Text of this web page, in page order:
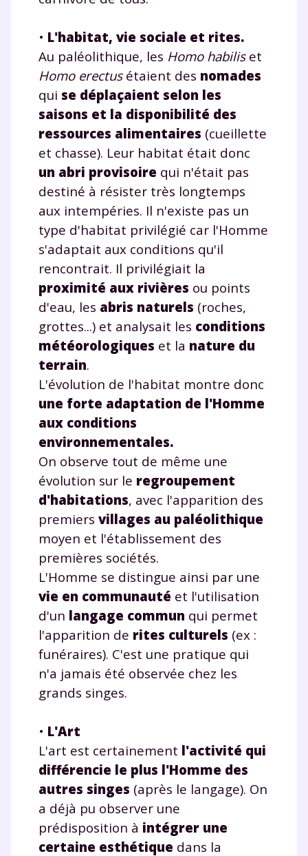
• L'habitat, vie sociale et rites.
Au paléolithique, les Homo habiliset
Homo erectusétaient des nomades
qui se déplaçaient selon les
saisons et la disponibilité des
ressources alimentaires (cueillette
et chasse). Leur habitat était donc
un abri provisoire qui n'était pas
destiné à résister très longtemps
aux intempéries. Il n'existe pas un
type d'habitat privilégié car l'Homme
s'adaptait aux conditions qu'il
rencontrait. Il privilégiait la
proximité aux rivières ou points
d'eau, les abris naturels (roches,
grottes...) et analysait les conditions
météorologiques et la nature du
terrain.
L'évolution de l'habitat montre donc
une forte adaptation de l'Homme
aux conditions
environnementales.
On observe tout de même une
évolution sur le regroupement
d'habitations, avec l'apparition des
premiers villages au paléolithique
moyen et l'établissement des
premières sociétés.
L'Homme se distingue ainsi par une
vie en communauté et l'utilisation
d'un langage commun qui permet
l'apparition de rites culturels (ex :
funéraires). C'est une pratique qui
n'a jamais été observée chez les
grands singes.
• L'Art
L'art est certainement l'activité qui
différencie le plus l'Homme des
autres singes (après le langage). On
a déjà pu observer une
prédisposition à intégrer une
certaine esthétique dans la